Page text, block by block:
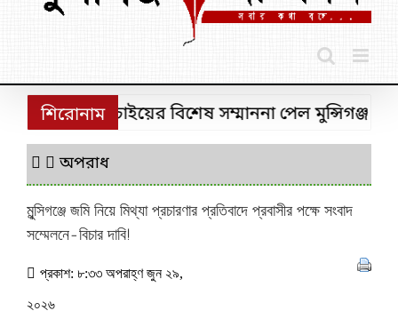
শিরোনাম
সড়ক চাইয়ের বিশেষ সম্মাননা পেল মুন্সিগঞ্জ জেলা
অপরাধ
মুন্সিগঞ্জে জমি নিয়ে মিথ্যা প্রচারণার প্রতিবাদে প্রবাসীর পক্ষে সংবাদ
সম্মেলনে-বিচার দাবি!
প্রকাশ: ৮:৩৩ অপরাহ্ণ জুন ২৯,
২০২৬